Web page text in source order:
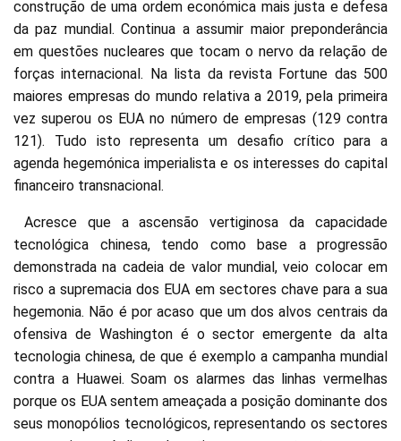
construção de uma ordem económica mais justa e defesa
da paz mundial. Continua a assumir maior preponderância
em questões nucleares que tocam o nervo da relação de
forças internacional. Na lista da revista Fortune das 500
maiores empresas do mundo relativa a 2019, pela primeira
vez superou os EUA no número de empresas (129 contra
121). Tudo isto representa um desafio crítico para a
agenda hegemónica imperialista e os interesses do capital
financeiro transnacional.
Acresce que a ascensão vertiginosa da capacidade
tecnológica chinesa, tendo como base a progressão
demonstrada na cadeia de valor mundial, veio colocar em
risco a supremacia dos EUA em sectores chave para a sua
hegemonia. Não é por acaso que um dos alvos centrais da
ofensiva de Washington é o sector emergente da alta
tecnologia chinesa, de que é exemplo a campanha mundial
contra a Huawei. Soam os alarmes das linhas vermelhas
porque os EUA sentem ameaçada a posição dominante dos
seus monopólios tecnológicos, representando os sectores